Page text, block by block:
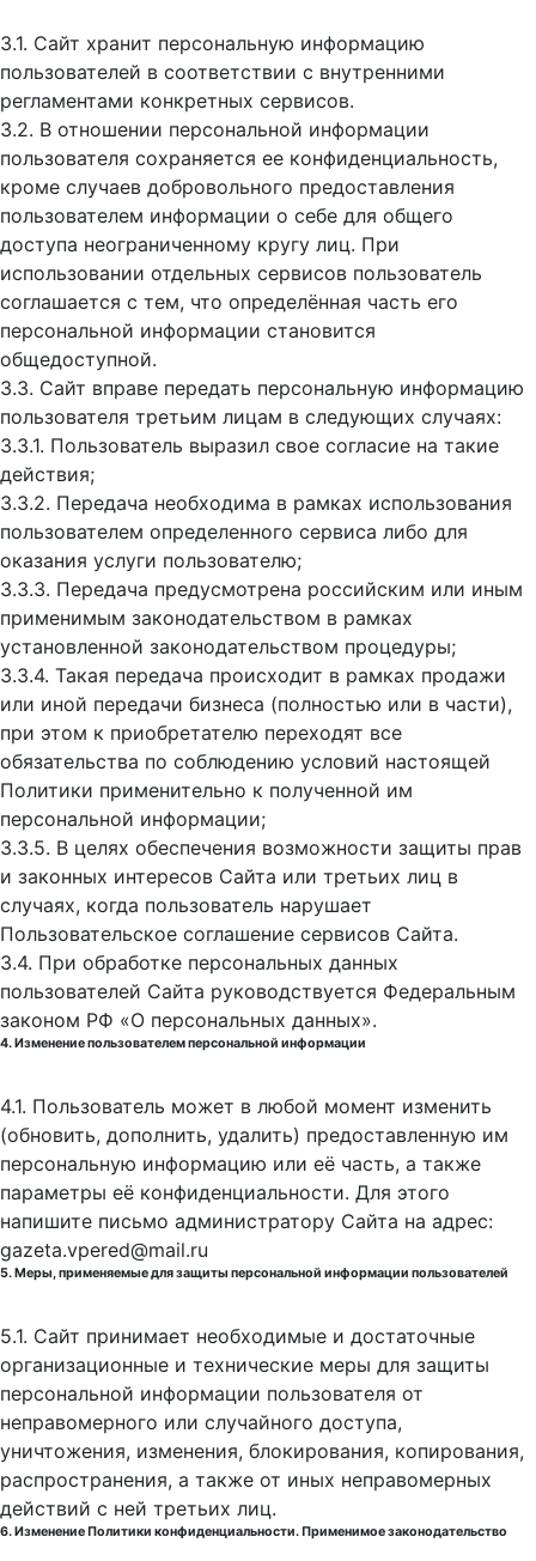
3.1. Сайт хранит персональную информацию
пользователей в соответствии с внутренними
регламентами конкретных сервисов.
3.2. В отношении персональной информации
пользователя сохраняется ее конфиденциальность,
кроме случаев добровольного предоставления
пользователем информации о себе для общего
доступа неограниченному кругу лиц. При
использовании отдельных сервисов пользователь
соглашается с тем, что определённая часть его
персональной информации становится
общедоступной.
3.3. Сайт вправе передать персональную информацию
пользователя третьим лицам в следующих случаях:
3.3.1. Пользователь выразил свое согласие на такие
действия;
3.3.2. Передача необходима в рамках использования
пользователем определенного сервиса либо для
оказания услуги пользователю;
3.3.3. Передача предусмотрена российским или иным
применимым законодательством в рамках
установленной законодательством процедуры;
3.3.4. Такая передача происходит в рамках продажи
или иной передачи бизнеса (полностью или в части),
при этом к приобретателю переходят все
обязательства по соблюдению условий настоящей
Политики применительно к полученной им
персональной информации;
3.3.5. В целях обеспечения возможности защиты прав
и законных интересов Сайта или третьих лиц в
случаях, когда пользователь нарушает
Пользовательское соглашение сервисов Сайта.
3.4. При обработке персональных данных
пользователей Сайта руководствуется Федеральным
законом РФ «О персональных данных».
4. Изменение пользователем персональной информации
4.1. Пользователь может в любой момент изменить
(обновить, дополнить, удалить) предоставленную им
персональную информацию или её часть, а также
параметры её конфиденциальности. Для этого
напишите письмо администратору Сайта на адрес:
gazeta.vpered@mail.ru
5. Меры, применяемые для защиты персональной информации пользователей
5.1. Сайт принимает необходимые и достаточные
организационные и технические меры для защиты
персональной информации пользователя от
неправомерного или случайного доступа,
уничтожения, изменения, блокирования, копирования,
распространения, а также от иных неправомерных
действий с ней третьих лиц.
6. Изменение Политики конфиденциальности. Применимое законодательство